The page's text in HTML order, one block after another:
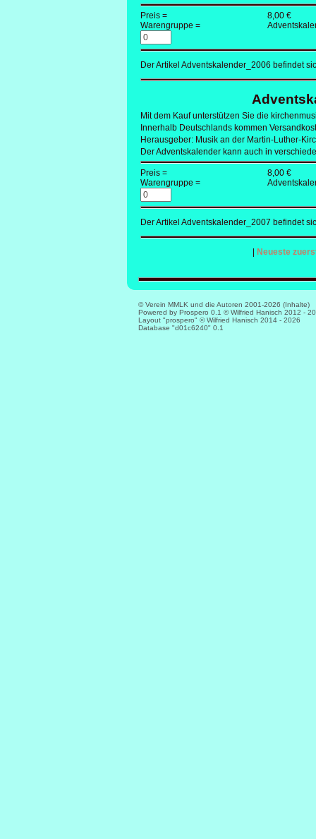
Preis =
8,00 €
Warengruppe =
Der Artikel Adventskalender_2006 befindet
Mitdem Kauf unterstützen Sie die
Innerhalb Deutschlands kommen
Herausgeber: Musik an der Martin-Luther-
Der Adventskalender kann auch in
Preis =
8,00 €
Warengruppe =
Der Artikel Adventskalender_2007 befindet
Neueste
© Verein MMLK und die Autoren 2001-2026 (Inhalte)
Powered by Prospero 0.1 © Wilfried Hanisch 2012 -
Layout "prospero" © Wilfried Hanisch 2014 - 2026
Database "d01c6240" 0.1